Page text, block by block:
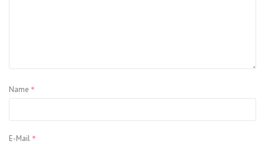
Name *
E-Mail *